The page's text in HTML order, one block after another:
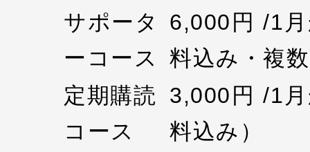
サポータ
ーコース
6,000円 /1
料込み・複
定期購読
コース
3,000円 /1
料込み）